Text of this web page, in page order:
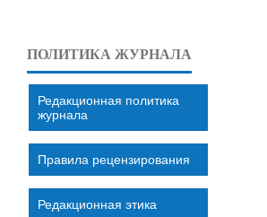
ПОЛИТИКА ЖУРНАЛА
Редакционная политика
журнала
Правила рецензирования
Редакционная этика